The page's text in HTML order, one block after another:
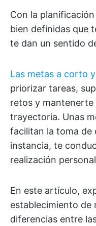
Con la
bien definidas que
te dan un sentido
Las metas a corto
priorizar tareas,
retos y
trayectoria. Unas
facilitan la toma de
instancia, te
realización
En este artículo,
establecimiento de
diferencias entre